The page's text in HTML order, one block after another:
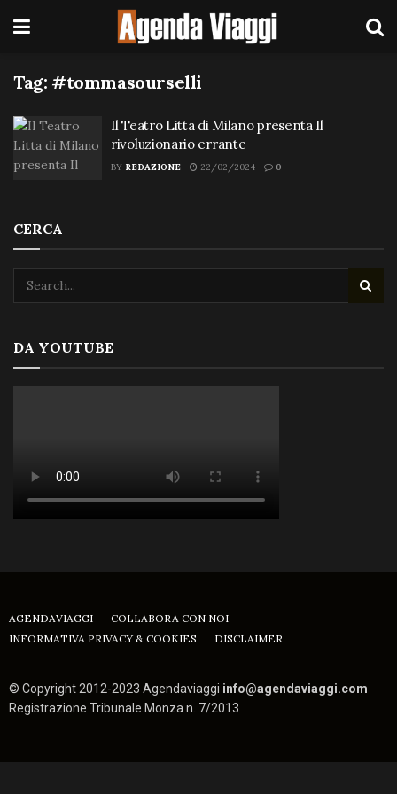
Tag: #tommasourselli
Il Teatro Litta di Milano presenta Il
rivoluzionario errante
BY REDAZIONE 22/02/2024 0
CERCA
DA YOUTUBE
AGENDAVIAGGI
COLLABORA CON NOI
INFORMATIVA PRIVACY & COOKIES
DISCLAIMER
© Copyright 2012-2023 Agendaviaggi info@agendaviaggi.com
Registrazione Tribunale Monza n. 7/2013